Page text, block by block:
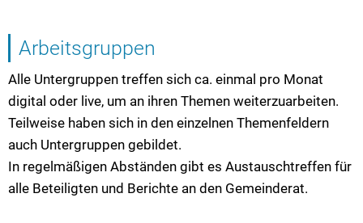
Arbeitsgruppen
Alle Untergruppen treffen sich ca. einmal pro Monat
digital oder live, um an ihren Themen weiterzuarbeiten.
Teilweise haben sich in den einzelnen Themenfeldern
auch Untergruppen gebildet.
In regelmäßigen Abständen gibt es Austauschtreffen für
alle Beteiligten und Berichte an den Gemeinderat.